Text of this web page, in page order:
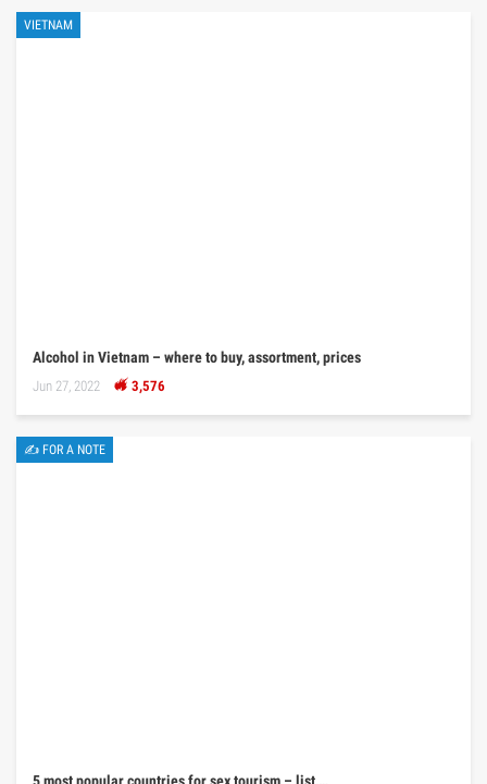
VIETNAM
Alcohol in Vietnam – where to buy, assortment, prices
Jun 27, 2022 3,576
✍ FOR A NOTE